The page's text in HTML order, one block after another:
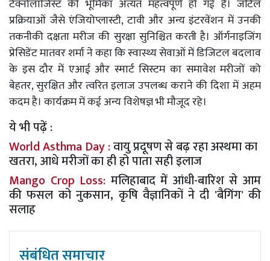
टेक्नोलॉजिस्ट की भूमिका अत्यंत महत्वपूर्ण हो गई है। जटिल
प्रक्रियाओं जैसे एंजियोप्लास्टी, टावी और अन्य इंटरवेंशन में उनकी
तकनीकी दक्षता मरीज की सुरक्षा सुनिश्चित करती है। ऑर्गनाइजिंग
प्रेसिडेंट मातवर शर्मा ने कहा कि स्वास्थ्य सेवाओं में डिजिटल बदलाव
के इस दौर में एआई और स्मार्ट सिस्टम का समावेश मरीजों को
बेहतर, सुरक्षित और त्वरित इलाज उपलब्ध कराने की दिशा में अहम
कदम है। कार्यक्रम में कई अन्य विशेषज्ञ भी मौजूद रहे।
ये भी पढ़ें :
World Asthma Day :वायु प्रदूषण से बढ़ रहा अस्थमा का
खतरा, आधे मरीजों का ही हो पाता सही इलाज
Mango Crop Loss: मलिहाबाद में आंधी-बारिश से आम
की फसल को नुकसान, कृषि वैज्ञानिकों ने दी 'बैगिंग' की
सलाह
संबंधित समाचार